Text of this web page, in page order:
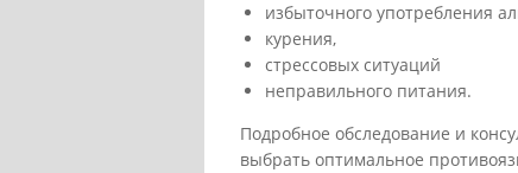
избыточного употребления
курения,
стрессовых ситуаций
неправильного питания.
Подробное обследование и
выбрать оптимальное